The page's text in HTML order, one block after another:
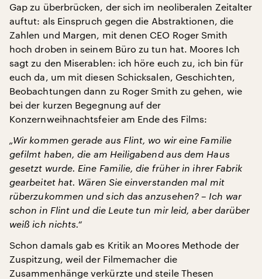
Gap zu überbrücken, der sich im neoliberalen Zeitalter
auftut: als Einspruch gegen die Abstraktionen, die
Zahlen und Margen, mit denen CEO Roger Smith
hoch droben in seinem Büro zu tun hat. Moores Ich
sagt zu den Miserablen: ich höre euch zu, ich bin für
euch da, um mit diesen Schicksalen, Geschichten,
Beobachtungen dann zu Roger Smith zu gehen, wie
bei der kurzen Begegnung auf der
Konzernweihnachtsfeier am Ende des Films:
„Wir kommen gerade aus Flint, wo wir eine Familie
gefilmt haben, die am Heiligabend aus dem Haus
gesetzt wurde. Eine Familie, die früher in ihrer Fabrik
gearbeitet hat. Wären Sie einverstanden mal mit
rüberzukommen und sich das anzusehen? – Ich war
schon in Flint und die Leute tun mir leid, aber darüber
weiß ich nichts.“
Schon damals gab es Kritik an Moores Methode der
Zuspitzung, weil der Filmemacher die
Zusammenhänge verkürzte und steile Thesen